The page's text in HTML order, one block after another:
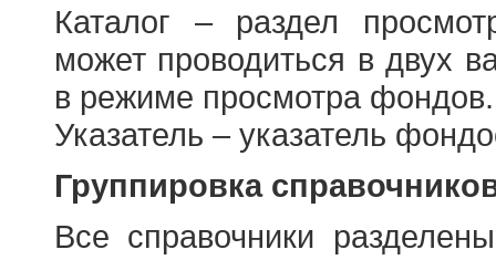
Каталог – раздел
может проводиться в двух
в режиме просмотра фондов.
Указатель – указатель
Группировка
Все справочники